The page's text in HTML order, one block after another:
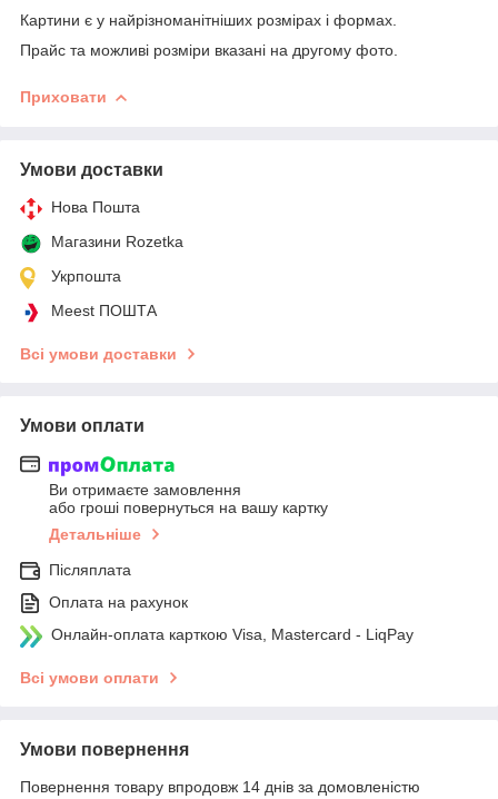
Картини є у найрізноманітніших розмірах і формах.
Прайс та можливі розміри вказані на другому фото.
Приховати
Умови доставки
Нова Пошта
Магазини Rozetka
Укрпошта
Meest ПОШТА
Всі умови доставки
Умови оплати
Ви отримаєте замовлення
або гроші повернуться на вашу картку
Детальніше
Післяплата
Оплата на рахунок
Онлайн-оплата карткою Visa, Mastercard - LiqPay
Всі умови оплати
Умови повернення
Повернення товару впродовж 14 днів за домовленістю